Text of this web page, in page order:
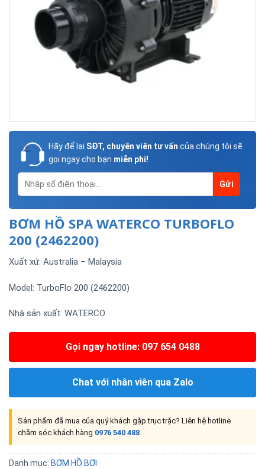
Hãy để lại SĐT, chuyên viên tư vấn của chúng tôi sẽ
gọi ngay cho bạn miễn phí!
BƠM HỒ SPA WATERCO TURBOFLO
200 (2462200)
Xuất xứ: Australia – Malaysia
Model: TurboFlo 200 (2462200)
Nhà sản xuất: WATERCO
Gọi ngay hotline: 097 654 0488
Chat với nhân viên qua Zalo
Sản phẩm đã mua của quý khách gặp trục trặc? Liên hệ hotline
chăm sóc khách hàng 0976 540 488
Danh mục: BƠM HỒ BƠI